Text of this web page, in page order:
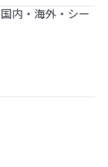
別にご紹介
内・海外・シー